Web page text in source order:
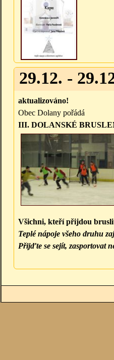
29.12. -
aktualizováno!
Obec Dolany pořádá
III. DOLANSKÉ
Všichni, kteří přijdou
Teplé nápoje všeho druhu
Přijďte se sejít, zasportovat